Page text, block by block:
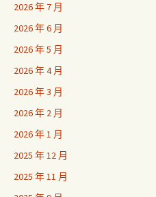
2026 年 7 月
2026 年 6 月
2026 年 5 月
2026 年 4 月
2026 年 3 月
2026 年 2 月
2026 年 1 月
2025 年 12 月
2025 年 11 月